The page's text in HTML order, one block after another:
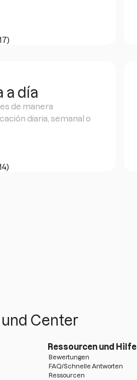
a día
de manera
diaria, semanal o
Center
Ressourcen und Hilfe
Bewertungen
FAQ/Schnelle Antworten
Ressourcen